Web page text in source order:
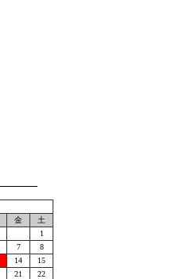
金
土
1
7
8
14
15
21
22